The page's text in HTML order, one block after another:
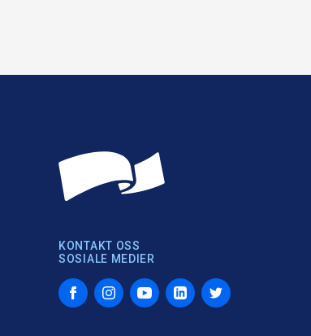
KONTAKT OSS
SOSIALE MEDIER
FacebookInstagramYouTubeLinkedInTwitter